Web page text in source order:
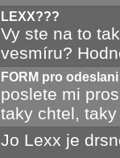
LEXX???
Vy ste na to
vesmíru?
FORM pro odeslani
poslete mi
taky chtel,
Jo Lexx je